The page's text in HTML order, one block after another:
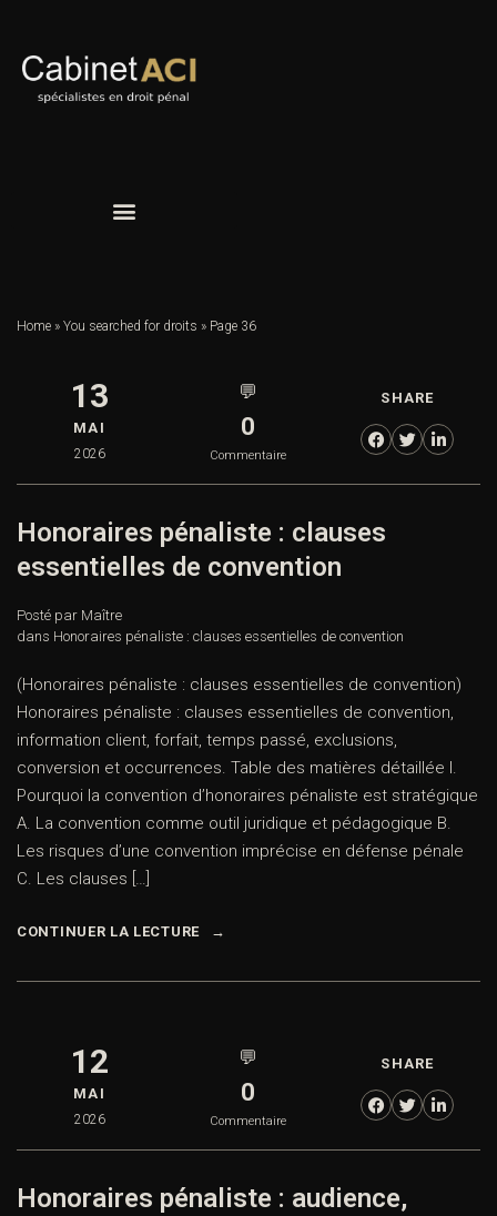
Home » You searched for droits » Page 36
13
MAI
2026
💬
0
Commentaire
SHARE
Honoraires pénaliste : clauses
essentielles de convention
Posté par Maître
dans Honoraires pénaliste : clauses essentielles de convention
(Honoraires pénaliste : clauses essentielles de convention)
Honoraires pénaliste : clauses essentielles de convention,
information client, forfait, temps passé, exclusions,
conversion et occurrences. Table des matières détaillée I.
Pourquoi la convention d’honoraires pénaliste est stratégique
A. La convention comme outil juridique et pédagogique B.
Les risques d’une convention imprécise en défense pénale
C. Les clauses […]
CONTINUER LA LECTURE
12
MAI
2026
💬
0
Commentaire
SHARE
Honoraires pénaliste : audience,